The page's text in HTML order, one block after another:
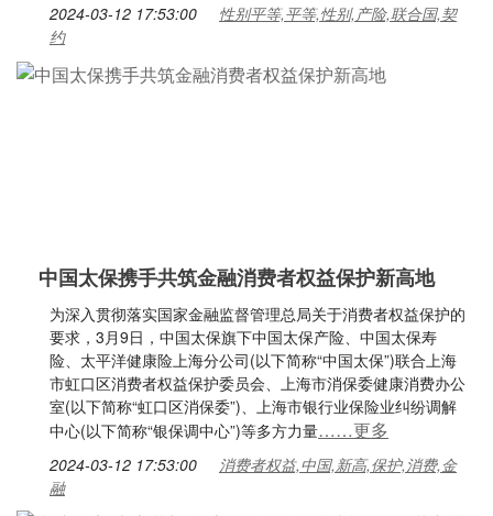
2024-03-12 17:53:00
性别平等,平等,性别,产险,联合国,契
约
中国太保携手共筑金融消费者权益保护新高地
为深入贯彻落实国家金融监督管理总局关于消费者权益保护的
要求，3月9日，中国太保旗下中国太保产险、中国太保寿
险、太平洋健康险上海分公司(以下简称“中国太保”)联合上海
市虹口区消费者权益保护委员会、上海市消保委健康消费办公
室(以下简称“虹口区消保委”)、上海市银行业保险业纠纷调解
中心(以下简称“银保调中心”)等多方力量……更多
2024-03-12 17:53:00
消费者权益,中国,新高,保护,消费,金
融